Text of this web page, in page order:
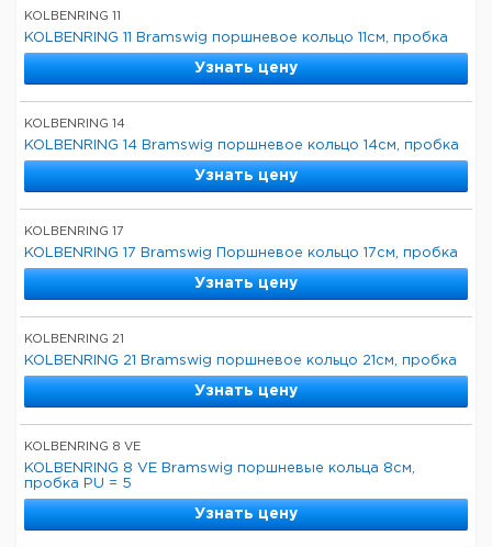
KOLBENRING 11
KOLBENRING 11 Bramswig поршневое кольцо 11см, пробка
Узнать цену
KOLBENRING 14
KOLBENRING 14 Bramswig поршневое кольцо 14см, пробка
Узнать цену
KOLBENRING 17
KOLBENRING 17 Bramswig Поршневое кольцо 17см, пробка
Узнать цену
KOLBENRING 21
KOLBENRING 21 Bramswig поршневое кольцо 21см, пробка
Узнать цену
KOLBENRING 8 VE
KOLBENRING 8 VE Bramswig поршневые кольца 8см,
пробка PU = 5
Узнать цену